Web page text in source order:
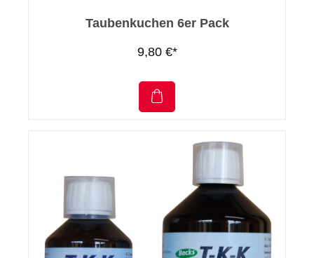
Taubenkuchen 6er Pack
9,80 €*